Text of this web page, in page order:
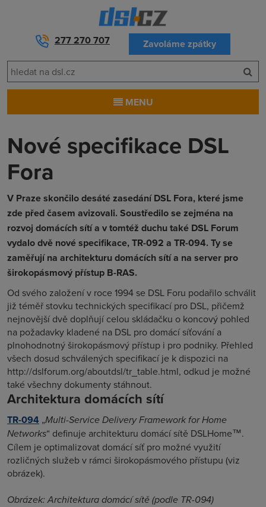
277 270 707 Zavoláme zpátky
MENU
Nové specifikace DSL
Fora
V Praze skončilo desáté zasedání DSL Fora, které jsme
zde před časem avizovali. Soustředilo se zejména na
rozvoj domácích sítí a v tomtéž duchu také DSL Forum
vydalo dvě nové specifikace, TR-092 a TR-094. Ty se
zaměřují na architekturu domácích sítí a na server pro
širokopásmový přístup B-RAS.
Od svého založení v roce 1994 se DSL Foru podařilo schválit
již téměř stovku technických specifikací pro DSL, přičemž
nejnovější dvě doplňují celou skládačku o koncový pohled
na požadavky kladené na DSL pro domácí síťování a
plnohodnotný širokopásmový přístup i pro podniky. Přehled
všech dosud schválených specifikací je k dispozici na
http://dslforum.org/aboutdsl/tr_table.html, odkud je možné
také všechny dokumenty stáhnout.
Architektura domácích sítí
TR-094 „Multi-Service Delivery Framework for Home
Networks“ definuje architekturu domácí sítě DSLHome™.
Cílem je optimalizovat domácí síť pro možné využití
rozličných služeb v rámci širokopásmového přístupu (viz
obrázek).
Obrázek: Architektura domácí sítě (podle TR-094)